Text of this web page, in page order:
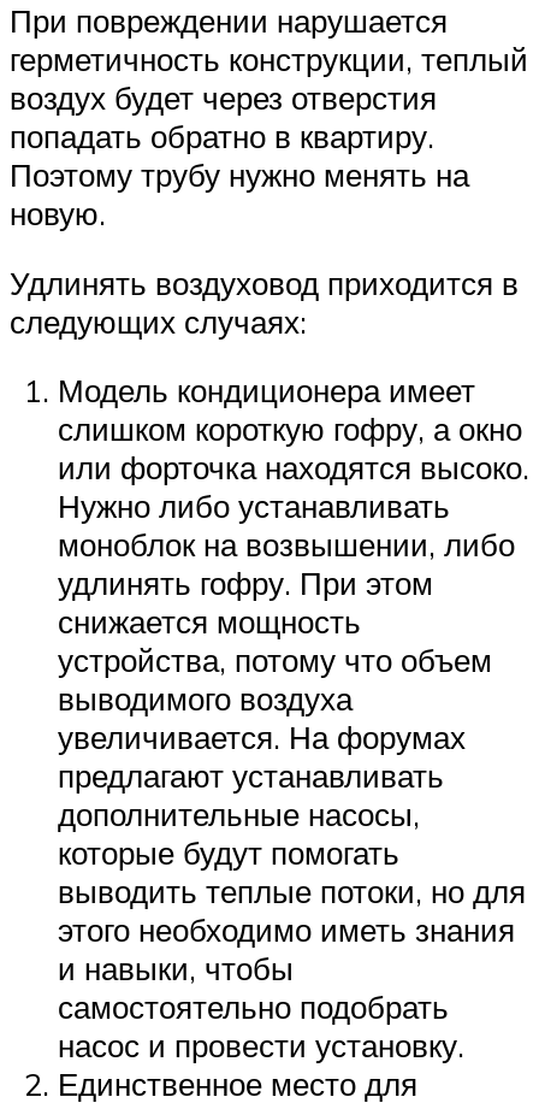
При повреждении нарушается
герметичность конструкции, теплый
воздух будет через отверстия
попадать обратно в квартиру.
Поэтому трубу нужно менять на
новую.
Удлинять воздуховод приходится в
следующих случаях:
Модель кондиционера имеет
слишком короткую гофру, а окно
или форточка находятся высоко.
Нужно либо устанавливать
моноблок на возвышении, либо
удлинять гофру. При этом
снижается мощность
устройства, потому что объем
выводимого воздуха
увеличивается. На форумах
предлагают устанавливать
дополнительные насосы,
которые будут помогать
выводить теплые потоки, но для
этого необходимо иметь знания
и навыки, чтобы
самостоятельно подобрать
насос и провести установку.
Единственное место для